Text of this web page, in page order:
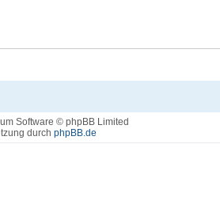
Software © phpBB Limited
durch phpBB.de